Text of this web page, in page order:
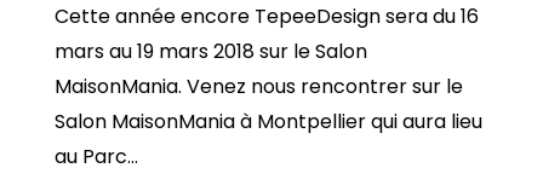
Cette année encore TepeeDesign sera du 16
mars au 19 mars 2018 sur le Salon
MaisonMania. Venez nous rencontrer sur le
Salon MaisonMania à Montpellier qui aura lieu
au Parc…